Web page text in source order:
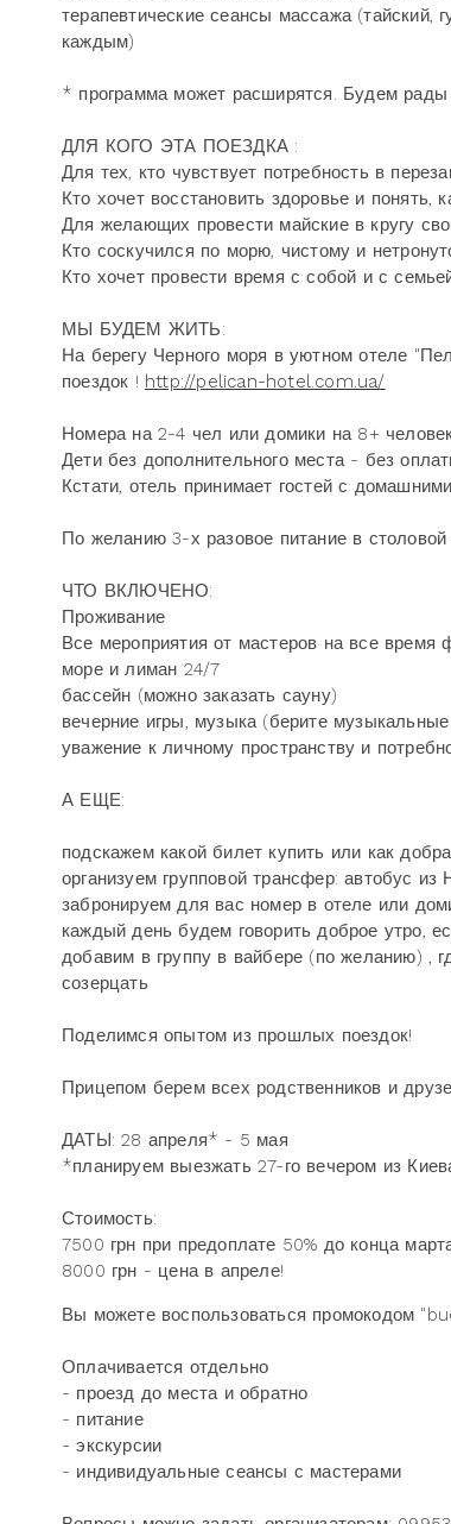
терапевтические сеансы массажа (тайский,
каждым)
* программа может расширятся. Будем рады
ДЛЯ КОГО ЭТА ПОЕЗДКА :
Для тех, кто чувствует потребность в
Кто хочет восстановить здоровье и
Для желающих провести майские в кругу
Кто соскучился по морю, чистому и
Кто хочет провести время с собой и с
МЫ БУДЕМ ЖИТЬ:
На берегу Черного моря в уютном отеле
поездок ! http://pelican-hotel.com.ua/
Номера на 2-4 чел или домики на 8+
Дети без дополнительного места - без
Кстати, отель принимает гостей с
По желанию 3-х разовое питание в
ЧТО ВКЛЮЧЕНО:
Проживание
Все мероприятия от мастеров на все время
море и лиман 24/7
бассейн (можно заказать сауну)
вечерние игры, музыка (берите
уважение к личному пространству и
А ЕЩЕ:
подскажем какой билет купить или как
организуем групповой трансфер: автобус
забронируем для вас номер в отеле или
каждый день будем говорить доброе утро,
добавим в группу в вайбере (по желанию) ,
созерцать
Поделимся опытом из прошлых поездок!
Прицепом берем всех родственников и
ДАТЫ: 28 апреля* - 5 мая
*планируем выезжать 27-го вечером из
Стоимость:
7500 грн при предоплате 50% до конца
8000 грн - цена в апреле!
Вы можете воспользоваться промокодом
Оплачивается отдельно
- проезд до места и обратно
- питание
- экскурсии
- индивидуальные сеансы с мастерами